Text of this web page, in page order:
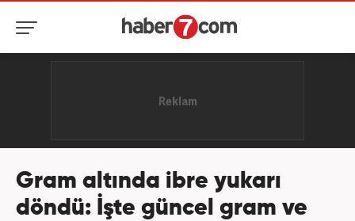
Gram altında ibre yukarı
döndü: İşte güncel gram ve